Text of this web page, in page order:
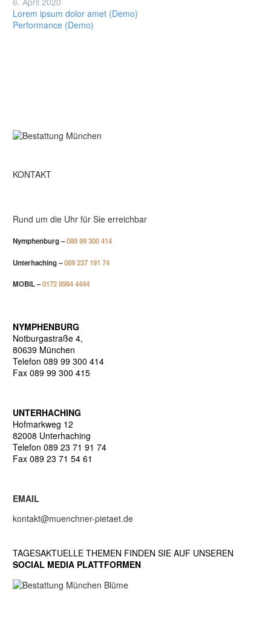
(Demo)
Lorem ipsum dolor amet (Demo)
Performance (Demo)
KONTAKT
Rund um die Uhr für Sie erreichbar
Nymphenburg –089 99 300 414
Unterhaching –089 237 191 74
MOBIL –0172 8984 4444
NYMPHENBURG
Notburgastraße 4,
80639 München
Telefon 089 99 300 414
Fax 089 99 300 415
UNTERHACHING
Hofmarkweg 12
82008 Unterhaching
Telefon 089 23 71 91 74
Fax 089 23 71 54 61
EMAIL
kontakt@muenchner-pietaet.de
TAGESAKTUELLE THEMEN FINDEN SIE AUF UNSEREN
SOCIAL MEDIA PLATTFORMEN